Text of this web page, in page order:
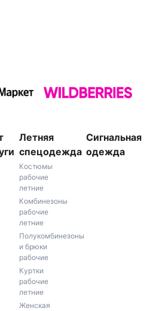
Летняя
спецодежда
Костюмы
рабочие
летние
Комбинезоны
рабочие
летние
Полукомбинезоны
и брюки
рабочие
Куртки
рабочие
летние
Женская
Сигнальная
одежда